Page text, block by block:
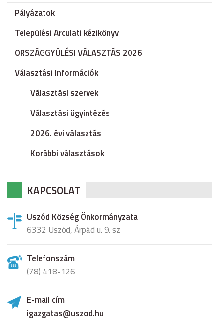
Pályázatok
Települési Arculati kézikönyv
ORSZÁGGYÜLÉSI VÁLASZTÁS 2026
Választási Információk
Választási szervek
Választási ügyintézés
2026. évi választás
Korábbi választások
KAPCSOLAT
Uszód Község Önkormányzata
6332 Uszód, Árpád u. 9. sz
Telefonszám
(78) 418-126
E-mail cím
igazgatas@uszod.hu